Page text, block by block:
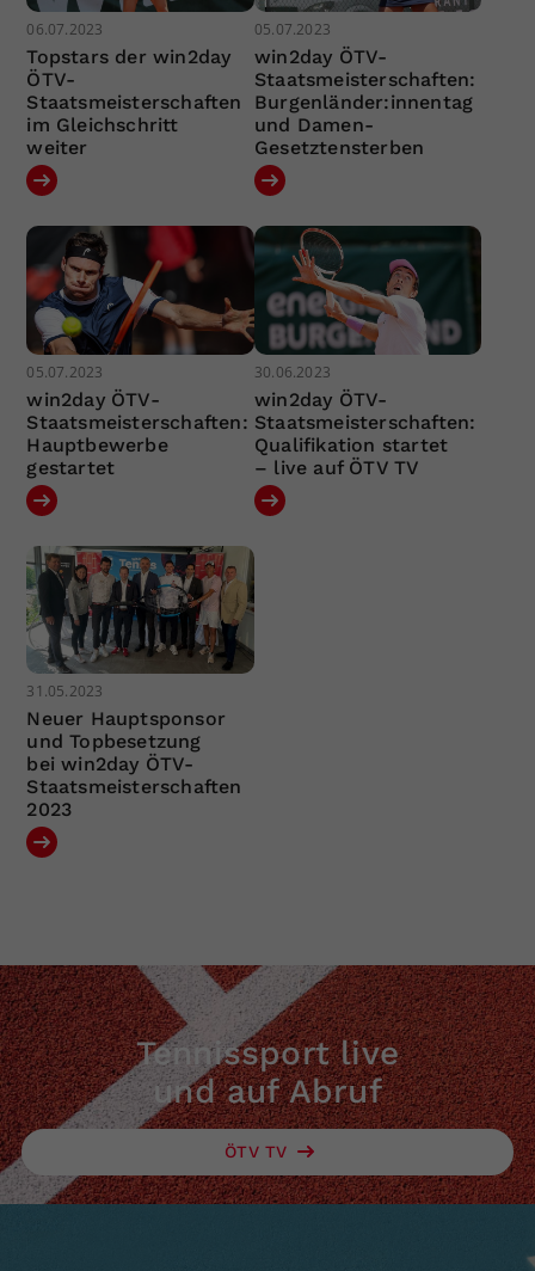
06.07.2023
Topstars der win2day
ÖTV-
Staatsmeisterschaften
im Gleichschritt
weiter
05.07.2023
win2day ÖTV-
Staatsmeisterschaften:
Burgenländer:innentag
und Damen-
Gesetztensterben
05.07.2023
win2day ÖTV-
Staatsmeisterschaften:
Hauptbewerbe
gestartet
30.06.2023
win2day ÖTV-
Staatsmeisterschaften:
Qualifikation startet
– live auf ÖTV TV
31.05.2023
Neuer Hauptsponsor
und Topbesetzung
bei win2day ÖTV-
Staatsmeisterschaften
2023
Tennissport live
und auf Abruf
ÖTV TV